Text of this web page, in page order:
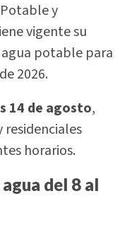
y
vigente su
potable para
2026.
14 de agosto,
residenciales
horarios.
del 8 al